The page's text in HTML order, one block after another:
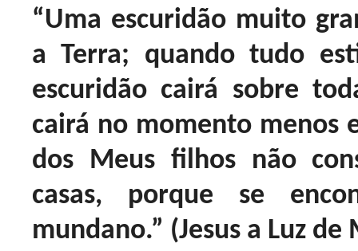
“Uma escuridão muito
a Terra; quando tudo
escuridão cairá sobre
cairá no momento menos
dos Meus filhos não
casas, porque se
mundano.” (Jesus a Luz